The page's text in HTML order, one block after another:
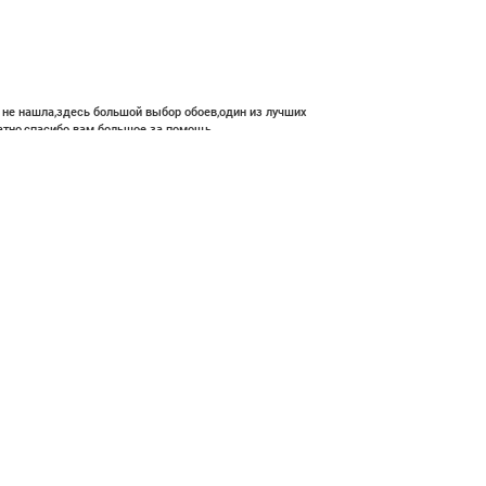
нашла,здесь большой выбор обоев,один из лучших
вам большое за помощь.